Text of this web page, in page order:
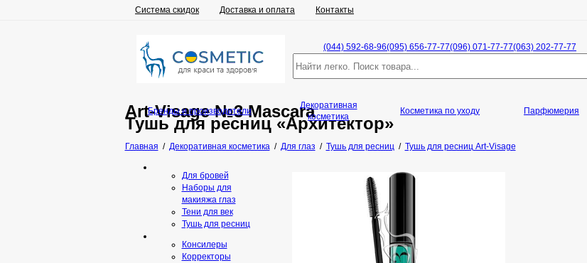
Система скидок Доставка и оплата Контакты
(044) 592-68-96(095) 656-77-77(096) 071-77-77(063) 202-77-77
Art-Visage №3 Mascara
Тушь для ресниц «Архитектор»
Главная / Декоративная косметика/ Для глаз / Тушь для ресниц/ Тушь для ресниц Art-Visage
Бренды и производители
Декоративная
косметика
Косметика по уходу Парфюмерия
Для бровей
Наборы для
макияжа глаз
Тени для век
Тушь для ресниц
Консилеры
Корректоры